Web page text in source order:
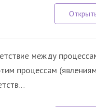
между
процессам